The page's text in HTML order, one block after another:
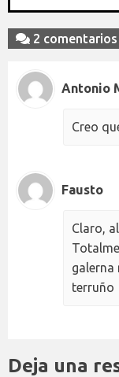
2
Antonio
Creo
Fausto
Claro,
galerna
terruño
Deja una